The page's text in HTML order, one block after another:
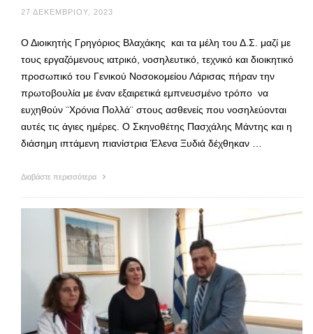
27 ΔΕΚΕΜΒΡΊΟΥ, 2023
Ο Διοικητής Γρηγόριος Βλαχάκης και τα μέλη του Δ.Σ. μαζί με
τους εργαζόμενους ιατρικό, νοσηλευτικό, τεχνικό και διοικητικό
προσωπικό του Γενικού Νοσοκομείου Λάρισας πήραν την
πρωτοβουλία με έναν εξαιρετικά εμπνευσμένο τρόπο να
ευχηθούν ¨Χρόνια Πολλά¨ στους ασθενείς που νοσηλεύονται
αυτές τις άγιες ημέρες. Ο Σκηνοθέτης Πασχάλης Μάντης και η
διάσημη ιπτάμενη πιανίστρια Έλενα Ξυδιά δέχθηκαν …
Διαβάστε περισσότερα